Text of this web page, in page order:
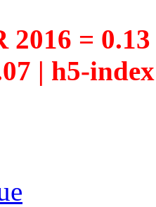
2016 =
| h5-